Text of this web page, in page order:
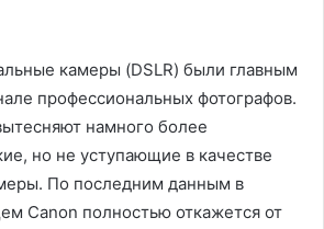
камеры (DSLR) были главным
профессиональных фотографов.
намного более
но не уступающие в качестве
По последним данным в
Canon полностью откажется от